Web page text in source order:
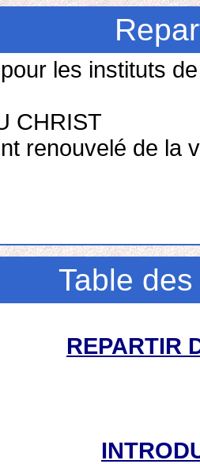
les instituts
CHRIST
renouvelé de la
Table
REPARTIR